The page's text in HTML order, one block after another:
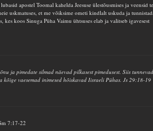
apostel Toomal kahelda Jeesuse ülestõusmises ja veensid
uskmatuses, et me võiksime ometi kindlalt uskuda ja
kes koos Sinuga Püha Vaimu ühtsuses elab ja valitseb igavesest
ja pimedate silmad näevad pilkasest pimedusest. Siis
vaesemad inimesed hõiskavad Iisraeli Pühas. Js 29:18-19
7:17-22